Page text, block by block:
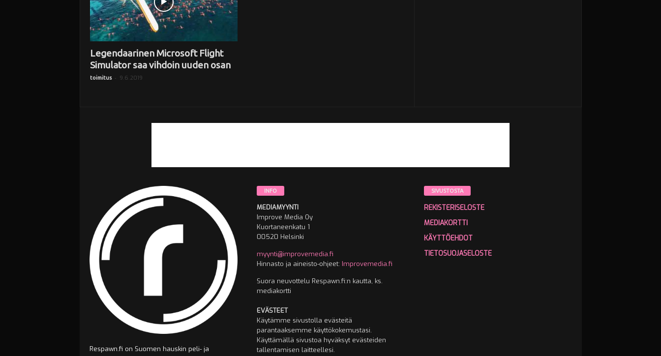
Legendaarinen Microsoft Flight
Simulator saa vihdoin uuden osan
toimitus - 9.6.2019
Respawn.fi on Suomen hauskin peli- ja
INFO
MEDIAMYYNTI
Improve Media Oy
Kuortaneenkatu 1
00520 Helsinki
myynti@improvemedia.fi
Hinnasto ja aineisto-ohjeet: Improvemedia.fi
Suora neuvottelu Respawn.fi:n kautta, ks.
mediakortti
EVÄSTEET
Käytämme sivustolla evästeitä
parantaaksemme käyttökokemustasi.
Käyttämällä sivustoa hyväksyt evästeiden
tallentamisen laitteellesi.
SIVUSTOSTA
REKISTERISELOSTE
MEDIAKORTTI
KÄYTTÖEHDOT
TIETOSUOJASELOSTE